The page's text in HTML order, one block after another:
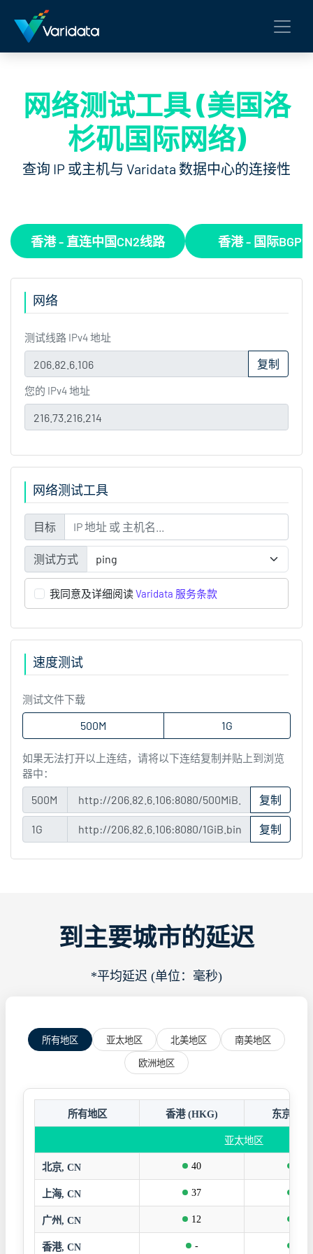
网络测试工具 (美国洛
杉矶国际网络)
查询 IP 或主机与 Varidata 数据中心的连接性
香港 - 直连中国CN2线路 香港 - 国际BGP
网络
测试线路 IPv4 地址
复制
您的 IPv4 地址
网络测试工具
目标
测试方式
我同意及详细阅读Varidata 服务条款
速度测试
测试文件下载
500M 1G
如果无法打开以上连结，请将以下连结复制并贴上到浏览
器中：
500M 复制
1G 复制